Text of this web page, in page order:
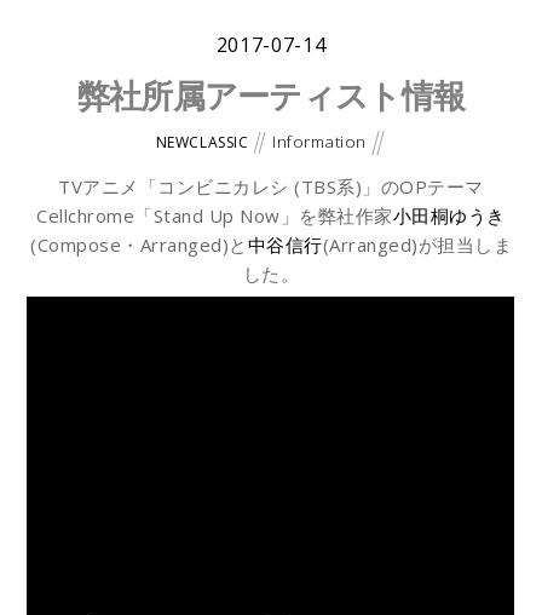
2017-07-14
弊社所属アーティスト情報
NEWCLASSIC Information
TVアニメ「コンビニカレシ (TBS系)」のOPテーマ
Cellchrome「Stand Up Now」を弊社作家小田桐ゆうき
(Compose・Arranged)と 中谷信行(Arranged)が担当しま
した。